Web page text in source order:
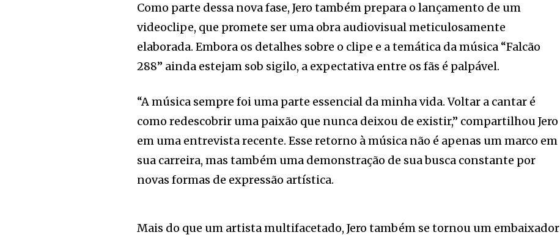
Como parte dessa nova fase, Jero também prepara o lançamento de um
videoclipe, que promete ser uma obra audiovisual meticulosamente
elaborada. Embora os detalhes sobre o clipe e a temática da música “Falcão
288” ainda estejam sob sigilo, a expectativa entre os fãs é palpável.
“A música sempre foi uma parte essencial da minha vida. Voltar a cantar é
como redescobrir uma paixão que nunca deixou de existir,” compartilhou Jero
em uma entrevista recente. Esse retorno à música não é apenas um marco em
sua carreira, mas também uma demonstração de sua busca constante por
novas formas de expressão artística.
Mais do que um artista multifacetado, Jero também se tornou um embaixador